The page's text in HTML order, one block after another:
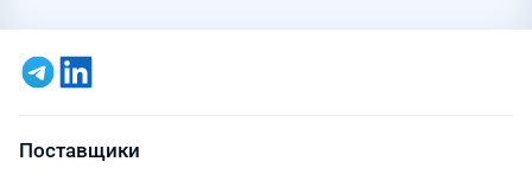
Поставщики